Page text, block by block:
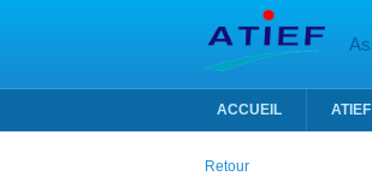
ACCUEIL ATIEF
Retour